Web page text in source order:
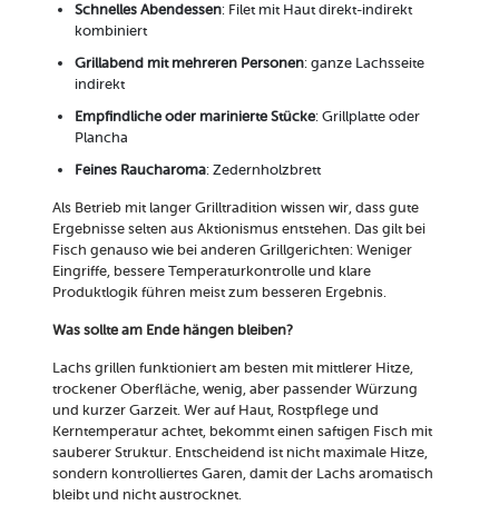
Schnelles Abendessen: Filet mit Haut direkt-indirekt
kombiniert
Grillabend mit mehreren Personen: ganze Lachsseite
indirekt
Empfindliche oder marinierte Stücke: Grillplatte oder
Plancha
Feines Raucharoma: Zedernholzbrett
Als Betrieb mit langer Grilltradition wissen wir, dass gute
Ergebnisse selten aus Aktionismus entstehen. Das gilt bei
Fisch genauso wie bei anderen Grillgerichten: Weniger
Eingriffe, bessere Temperaturkontrolle und klare
Produktlogik führen meist zum besseren Ergebnis.
Was sollte am Ende hängen bleiben?
Lachs grillen funktioniert am besten mit mittlerer Hitze,
trockener Oberfläche, wenig, aber passender Würzung
und kurzer Garzeit. Wer auf Haut, Rostpflege und
Kerntemperatur achtet, bekommt einen saftigen Fisch mit
sauberer Struktur. Entscheidend ist nicht maximale Hitze,
sondern kontrolliertes Garen, damit der Lachs aromatisch
bleibt und nicht austrocknet.